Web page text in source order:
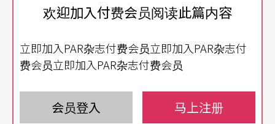
欢迎加入付费会员阅读此篇内容
立即加入PAR杂志付费会员立即加入PAR杂志付
费会员立即加入PAR杂志付费会员
会员登入 马上注册